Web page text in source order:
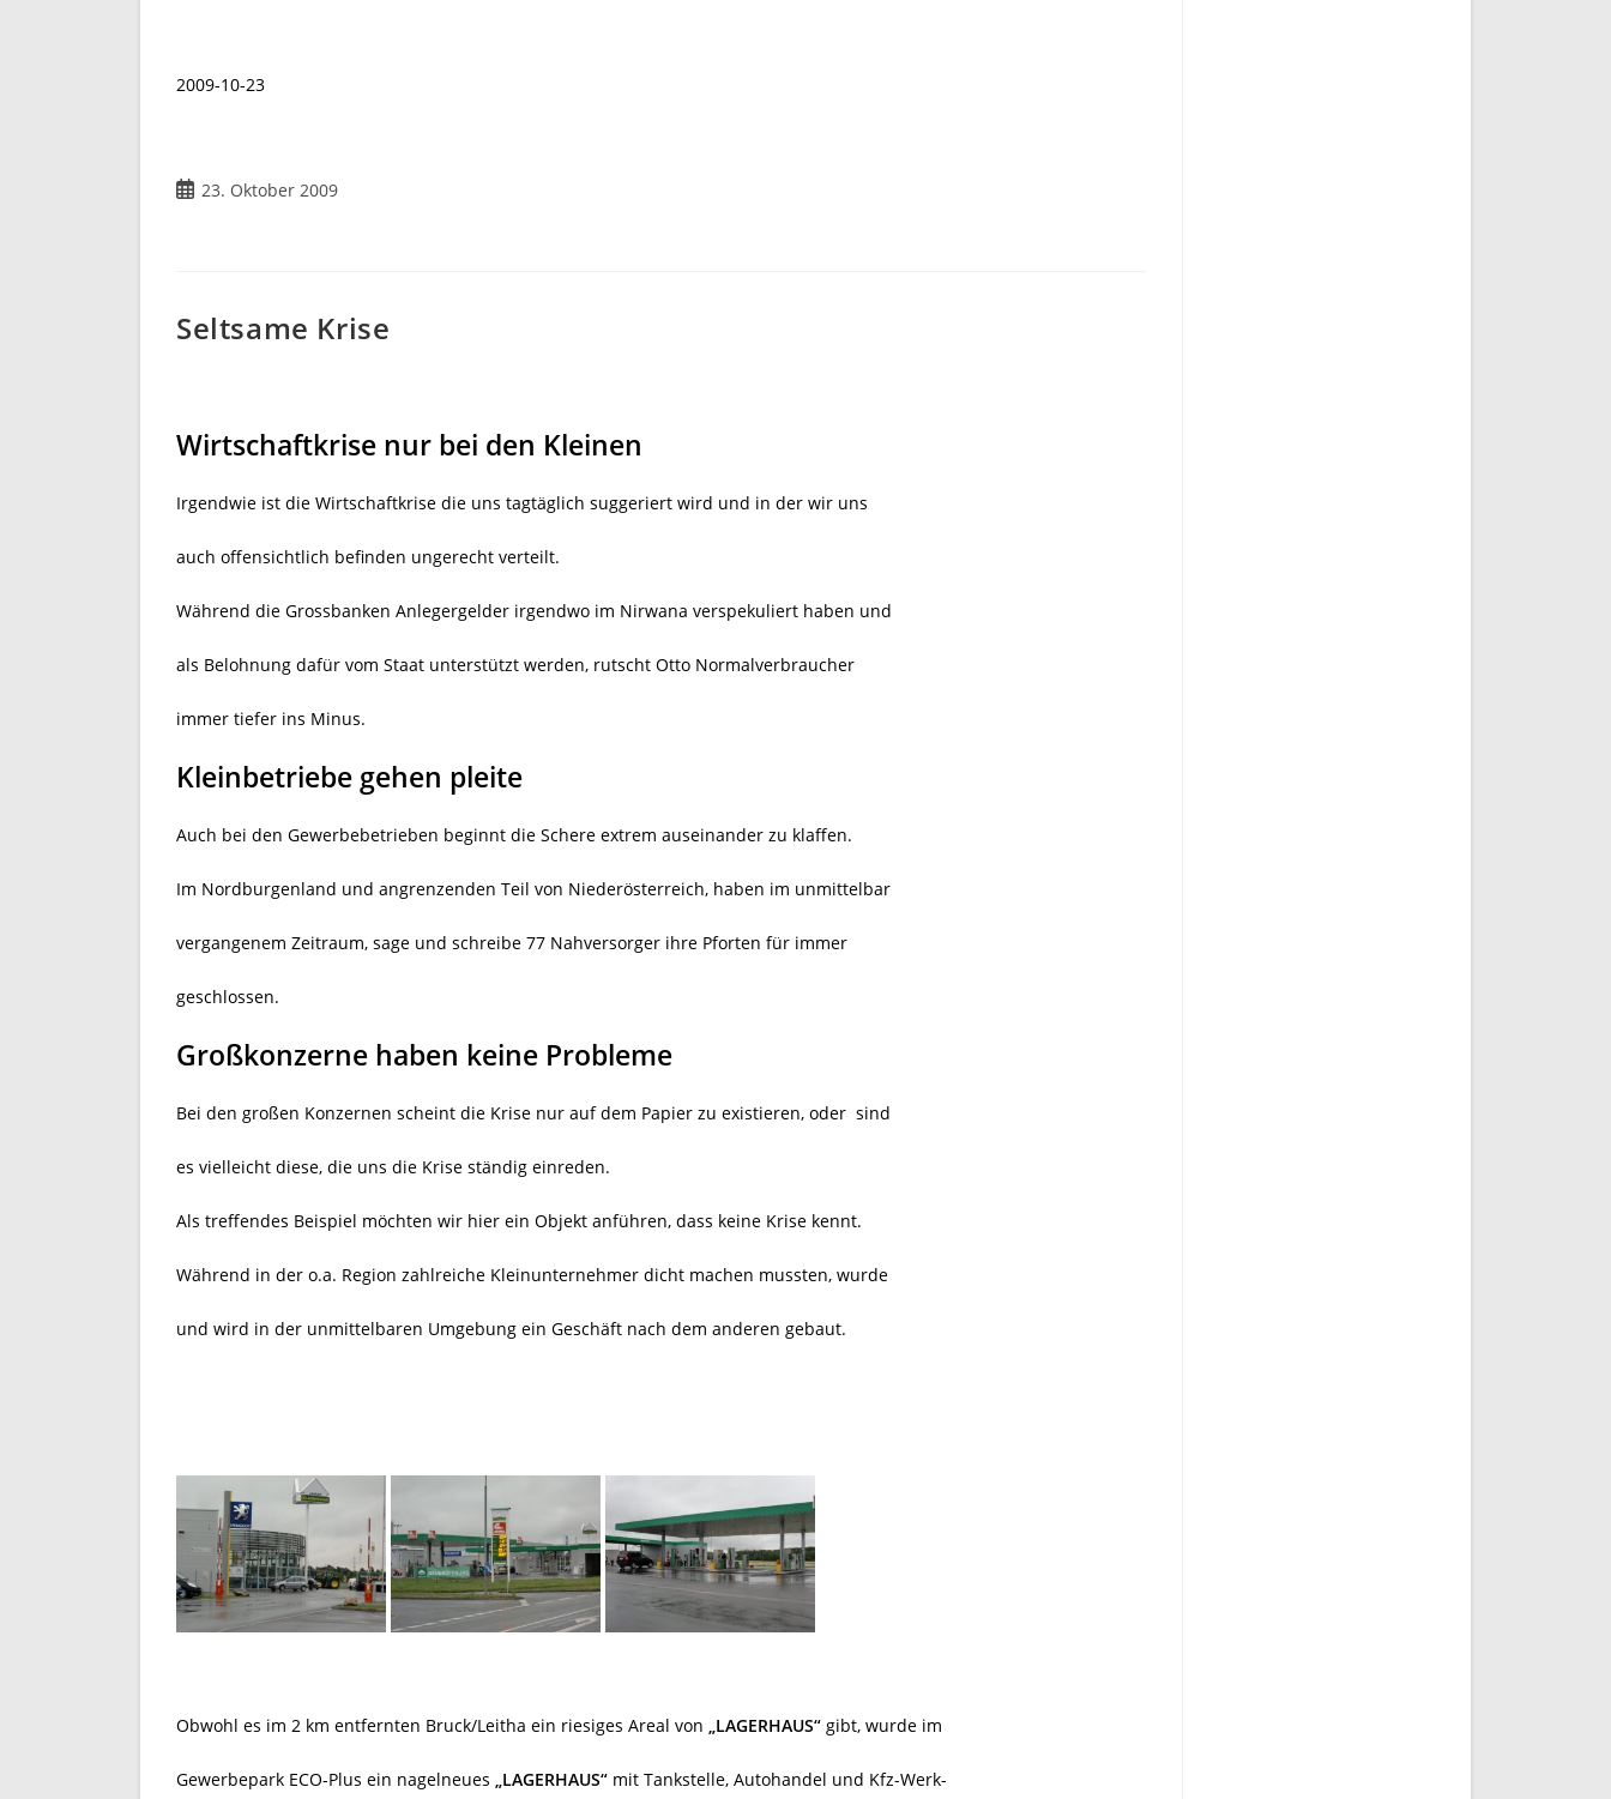
2009-10-23
Beitrag
23. Oktober 2009
Seltsame Krise
Wirtschaftkrise nur bei den Kleinen
Irgendwie ist die Wirtschaftkrise die uns tagtäglich suggeriert wird und in der wir uns
auch offensichtlich befinden ungerecht verteilt.
Während die Grossbanken Anlegergelder irgendwo im Nirwana verspekuliert haben und
als Belohnung dafür vom Staat unterstützt werden, rutscht Otto Normalverbraucher
immer tiefer ins Minus.
Kleinbetriebe gehen pleite
Auch bei den Gewerbebetrieben beginnt die Schere extrem auseinander zu klaffen.
Im Nordburgenland und angrenzenden Teil von Niederösterreich, haben im unmittelbar
vergangenem Zeitraum, sage und schreibe 77 Nahversorger ihre Pforten für immer
geschlossen.
Großkonzerne haben keine Probleme
Bei den großen Konzernen scheint die Krise nur auf dem Papier zu existieren, oder sind
es vielleicht diese, die uns die Krise ständig einreden.
Als treffendes Beispiel möchten wir hier ein Objekt anführen, dass keine Krise kennt.
Während in der o.a. Region zahlreiche Kleinunternehmer dicht machen mussten, wurde
und wird in der unmittelbaren Umgebung ein Geschäft nach dem anderen gebaut.
Obwohl es im 2 km entfernten Bruck/Leitha ein riesiges Areal von „LAGERHAUS“ gibt, wurde im
Gewerbepark ECO-Plus ein nagelneues „LAGERHAUS“ mit Tankstelle, Autohandel und Kfz-Werk-